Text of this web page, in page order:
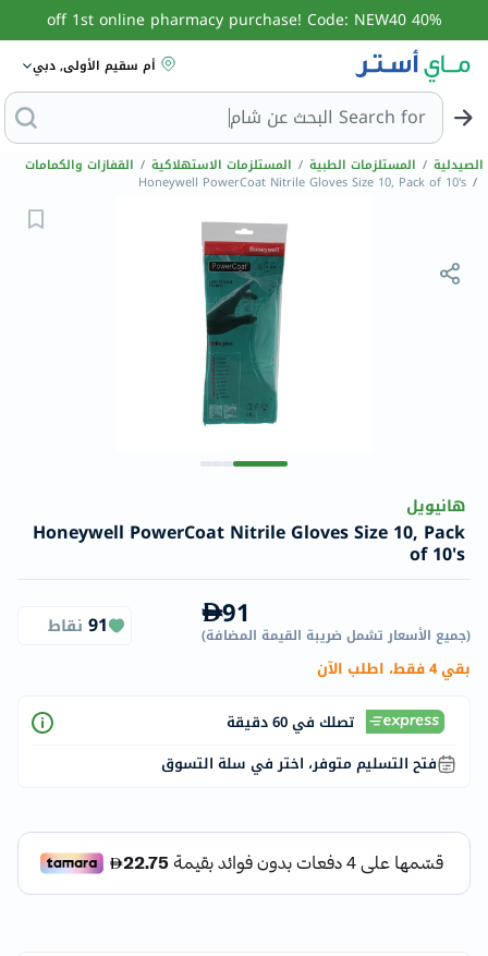
40% off 1st online pharmacy purchase! Code: NEW40
أم سقيم الأولى, دبي
Search for البحث ع
الصيدلية / المستلزمات الطبية / المستلزمات الاستهلاكية / القفازات والكمامات
/
Honeywell PowerCoat Nitrile Gloves Size 10, Pack of 10's
هانيويل
Honeywell PowerCoat Nitrile Gloves Size 10, Pack
of 10's
91 (جميع الأسعار تشمل ضريبة القيمة المضافة)
91 نقاط
بقي 4 فقط، اطلب الآن
تصلك في 60 دقيقة
فتح التسليم متوفر، اختر في سلة التسوق